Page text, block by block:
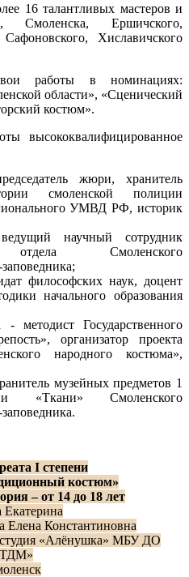
16 талантливых мастеров и
Ершичского,
Хиславичского
работы в номинациях:
области», «Сценический
костюм».
высококвалифицированное
жюри, хранитель
смоленской полиции
УМВД РФ, историк
научный сотрудник
отдела Смоленского
философских наук, доцент
начального образования
методист Государственного
организатор проекта
народного костюма»,
музейных предметов 1
«Ткани» Смоленского
I степени
костюм»
–от 14 до 18 лет
Елена Константиновна
студия «Алёнушка» МБУ ДО